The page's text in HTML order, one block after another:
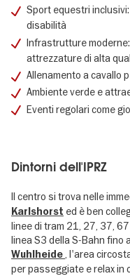
Sport equestri
disabilità
Infrastrutture
attrezzature di alta
Allenamento a cavallo
Ambiente verde e
Eventi regolari come
Dintorni dell'IPRZ
Il centro si trova nelle
Karlshorst ed è ben
linee di tram 21, 27, 37,
linea S3 della S-Bahn fino
Wuhlheide, l'area
per passeggiate e relax in